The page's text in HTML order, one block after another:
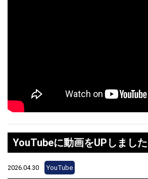
YouTubeに動画をUPしました
2026.04.30 YouTube